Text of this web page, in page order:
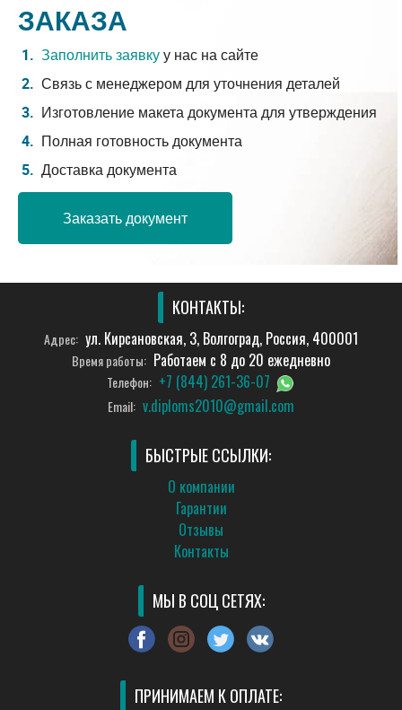
ЗАКАЗА
Заполнить заявкуу нас на сайте
Связь с менеджером для уточнения деталей
Изготовление макета документа для утверждения
Полная готовность документа
Доставка документа
Заказать документ
КОНТАКТЫ:
Адрес: ул. Кирсановская, 3, Волгоград, Россия, 400001
Время работы: Работаем с 8 до 20 ежедневно
Телефон: +7 (844) 261-36-07
Email: v.diploms2010@gmail.com
БЫСТРЫЕ ССЫЛКИ:
О компании
Гарантии
Отзывы
Контакты
МЫ В СОЦ СЕТЯХ:
ПРИНИМАЕМ К ОПЛАТЕ: